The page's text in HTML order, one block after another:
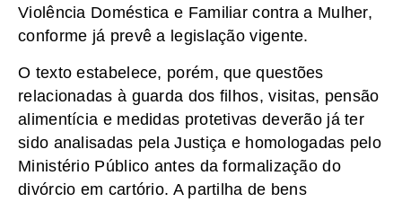
Violência Doméstica e Familiar contra a Mulher,
conforme já prevê a legislação vigente.
O texto estabelece, porém, que questões
relacionadas à guarda dos filhos, visitas, pensão
alimentícia e medidas protetivas deverão já ter
sido analisadas pela Justiça e homologadas pelo
Ministério Público antes da formalização do
divórcio em cartório. A partilha de bens